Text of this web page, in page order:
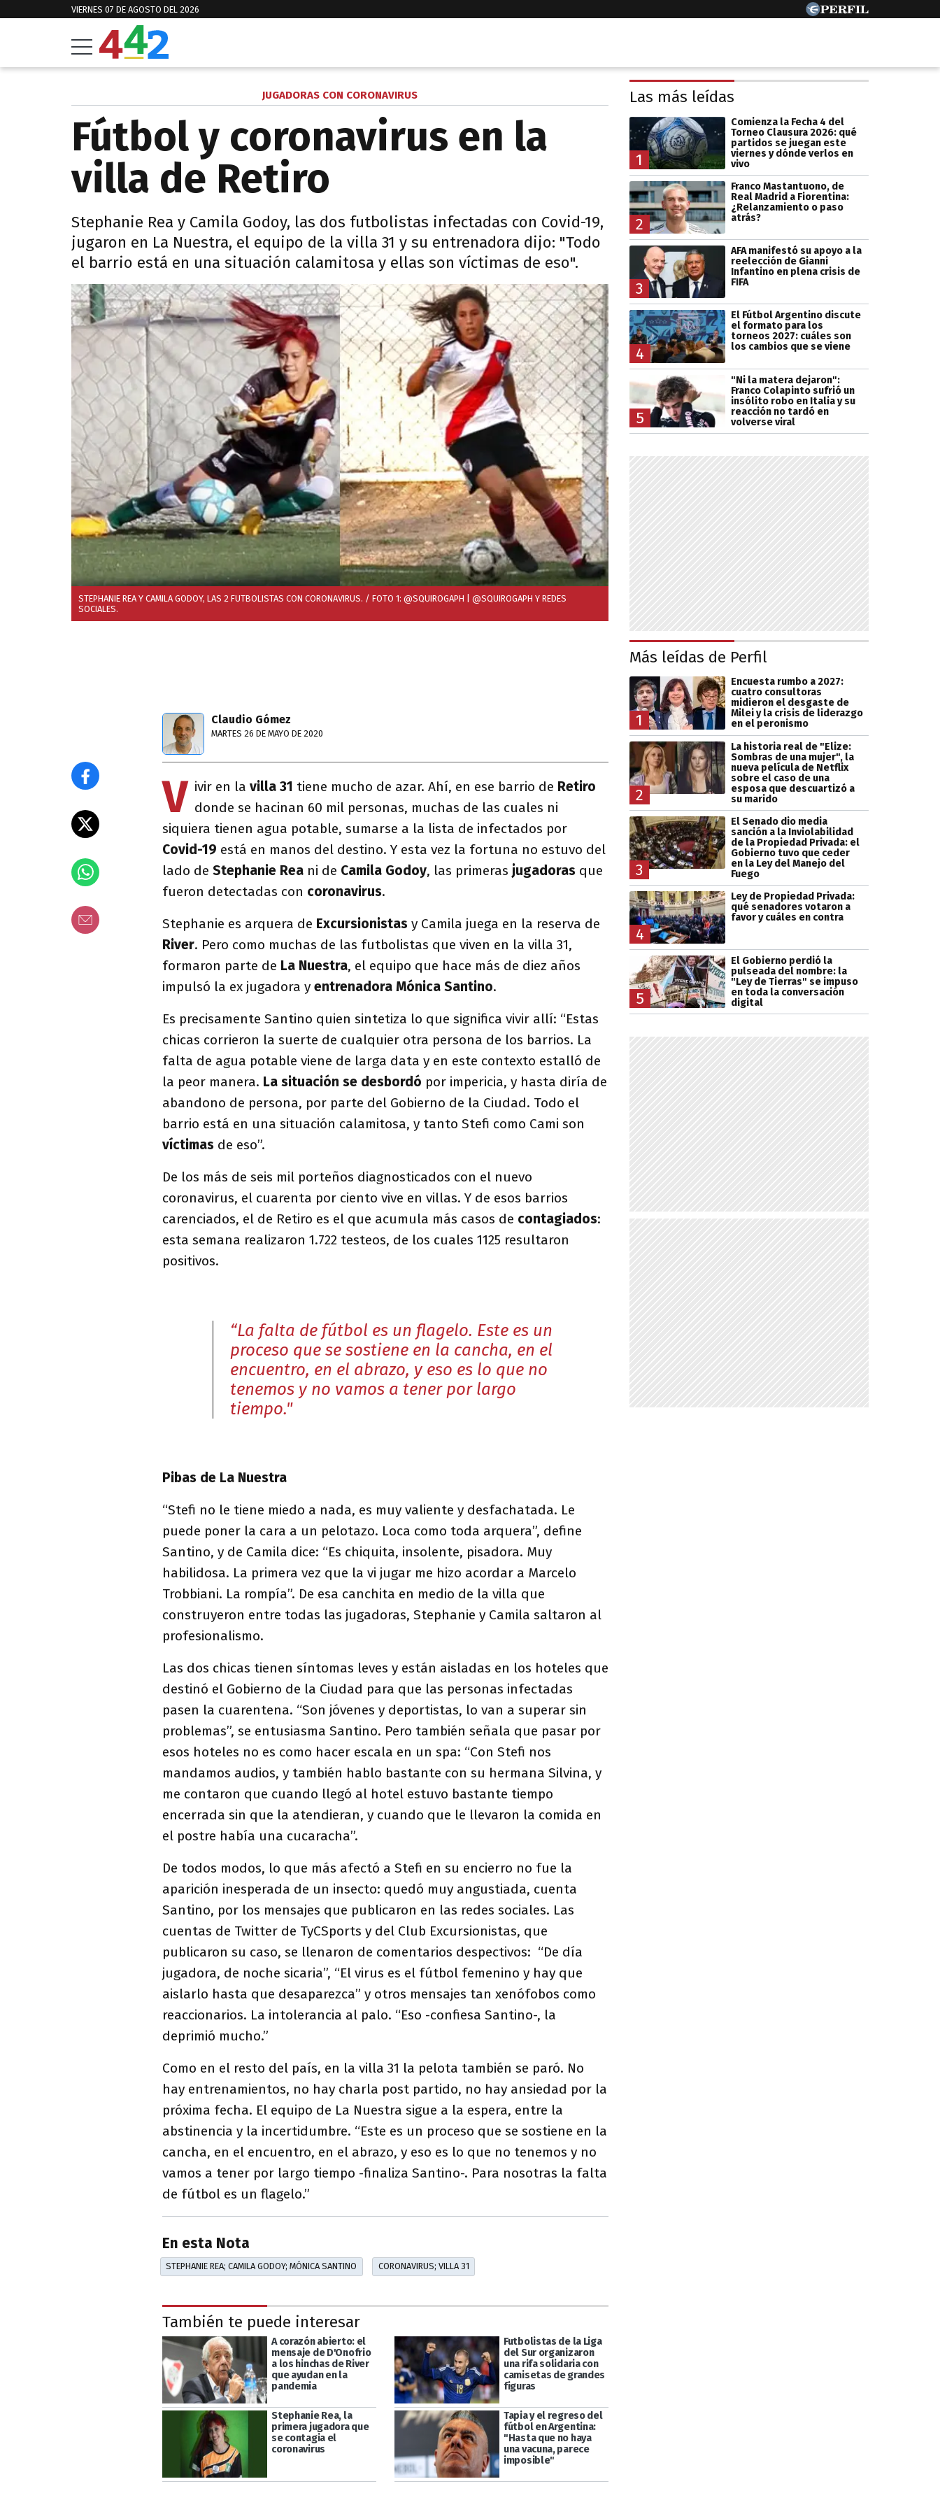
VIERNES 07 DE AGOSTO DEL 2026
JUGADORAS CON CORONAVIRUS
Fútbol y coronavirus en la
villa de Retiro
Stephanie Rea y Camila Godoy, las dos futbolistas infectadas con Covid-19,
jugaron en La Nuestra, el equipo de la villa 31 y su entrenadora dijo: "Todo
el barrio está en una situación calamitosa y ellas son víctimas de eso".
STEPHANIE REA Y CAMILA GODOY, LAS 2 FUTBOLISTAS CON CORONAVIRUS. / FOTO 1: @SQUIROGAPH | @SQUIROGAPH Y REDES
SOCIALES.
Claudio Gómez
MARTES 26 DE MAYO DE 2020
V ivir en la villa 31 tiene mucho de azar. Ahí, en ese barrio de Retiro
donde se hacinan 60 mil personas, muchas de las cuales ni
siquiera tienen agua potable, sumarse a la lista de infectados por
Covid-19 está en manos del destino. Y esta vez la fortuna no estuvo del
lado de Stephanie Rea ni de Camila Godoy, las primeras jugadoras que
fueron detectadas con coronavirus.
Stephanie es arquera de Excursionistas y Camila juega en la reserva de
River. Pero como muchas de las futbolistas que viven en la villa 31,
formaron parte de La Nuestra, el equipo que hace más de diez años
impulsó la ex jugadora y entrenadora Mónica Santino.
Es precisamente Santino quien sintetiza lo que significa vivir allí: “Estas
chicas corrieron la suerte de cualquier otra persona de los barrios. La
falta de agua potable viene de larga data y en este contexto estalló de
la peor manera. La situación se desbordó por impericia, y hasta diría de
abandono de persona, por parte del Gobierno de la Ciudad. Todo el
barrio está en una situación calamitosa, y tanto Stefi como Cami son
víctimas de eso”.
De los más de seis mil porteños diagnosticados con el nuevo
coronavirus, el cuarenta por ciento vive en villas. Y de esos barrios
carenciados, el de Retiro es el que acumula más casos de contagiados:
esta semana realizaron 1.722 testeos, de los cuales 1125 resultaron
positivos.
“La falta de fútbol es un flagelo. Este es un
proceso que se sostiene en la cancha, en el
encuentro, en el abrazo, y eso es lo que no
tenemos y no vamos a tener por largo
tiempo."
Pibas de La Nuestra
“Stefi no le tiene miedo a nada, es muy valiente y desfachatada. Le
puede poner la cara a un pelotazo. Loca como toda arquera”, define
Santino, y de Camila dice: “Es chiquita, insolente, pisadora. Muy
habilidosa. La primera vez que la vi jugar me hizo acordar a Marcelo
Trobbiani. La rompía”. De esa canchita en medio de la villa que
construyeron entre todas las jugadoras, Stephanie y Camila saltaron al
profesionalismo.
Las dos chicas tienen síntomas leves y están aisladas en los hoteles que
destinó el Gobierno de la Ciudad para que las personas infectadas
pasen la cuarentena. “Son jóvenes y deportistas, lo van a superar sin
problemas”, se entusiasma Santino. Pero también señala que pasar por
esos hoteles no es como hacer escala en un spa: “Con Stefi nos
mandamos audios, y también hablo bastante con su hermana Silvina, y
me contaron que cuando llegó al hotel estuvo bastante tiempo
encerrada sin que la atendieran, y cuando que le llevaron la comida en
el postre había una cucaracha”.
De todos modos, lo que más afectó a Stefi en su encierro no fue la
aparición inesperada de un insecto: quedó muy angustiada, cuenta
Santino, por los mensajes que publicaron en las redes sociales. Las
cuentas de Twitter de TyCSports y del Club Excursionistas, que
publicaron su caso, se llenaron de comentarios despectivos: “De día
jugadora, de noche sicaria”, “El virus es el fútbol femenino y hay que
aislarlo hasta que desaparezca” y otros mensajes tan xenófobos como
reaccionarios. La intolerancia al palo. “Eso -confiesa Santino-, la
deprimió mucho.”
Como en el resto del país, en la villa 31 la pelota también se paró. No
hay entrenamientos, no hay charla post partido, no hay ansiedad por la
próxima fecha. El equipo de La Nuestra sigue a la espera, entre la
abstinencia y la incertidumbre. “Este es un proceso que se sostiene en la
cancha, en el encuentro, en el abrazo, y eso es lo que no tenemos y no
vamos a tener por largo tiempo -finaliza Santino-. Para nosotras la falta
de fútbol es un flagelo.”
En esta Nota
STEPHANIE REA; CAMILA GODOY; MÓNICA SANTINO CORONAVIRUS; VILLA 31
También te puede interesar
A corazón abierto: el
mensaje de D'Onofrio
a los hinchas de River
que ayudan en la
pandemia
Futbolistas de la Liga
del Sur organizaron
una rifa solidaria con
camisetas de grandes
figuras
Stephanie Rea, la
primera jugadora que
se contagia el
coronavirus
Tapia y el regreso del
fútbol en Argentina:
"Hasta que no haya
una vacuna, parece
imposible"
Las más leídas
1
Comienza la Fecha 4 del
Torneo Clausura 2026: qué
partidos se juegan este
viernes y dónde verlos en
vivo
2
Franco Mastantuono, de
Real Madrid a Fiorentina:
¿Relanzamiento o paso
atrás?
3
AFA manifestó su apoyo a la
reelección de Gianni
Infantino en plena crisis de
FIFA
4
El Fútbol Argentino discute
el formato para los
torneos 2027: cuáles son
los cambios que se viene
5
"Ni la matera dejaron":
Franco Colapinto sufrió un
insólito robo en Italia y su
reacción no tardó en
volverse viral
Más leídas de Perfil
1
Encuesta rumbo a 2027:
cuatro consultoras
midieron el desgaste de
Milei y la crisis de liderazgo
en el peronismo
2
La historia real de "Elize:
Sombras de una mujer", la
nueva película de Netflix
sobre el caso de una
esposa que descuartizó a
su marido
3
El Senado dio media
sanción a la Inviolabilidad
de la Propiedad Privada: el
Gobierno tuvo que ceder
en la Ley del Manejo del
Fuego
4
Ley de Propiedad Privada:
qué senadores votaron a
favor y cuáles en contra
5
El Gobierno perdió la
pulseada del nombre: la
"Ley de Tierras" se impuso
en toda la conversación
digital